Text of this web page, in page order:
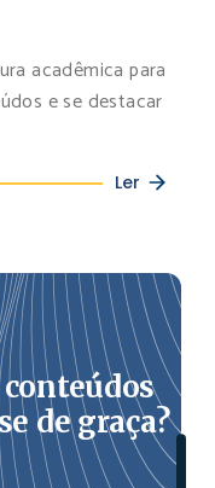
acadêmica para
e se destacar
Ler
de graça?